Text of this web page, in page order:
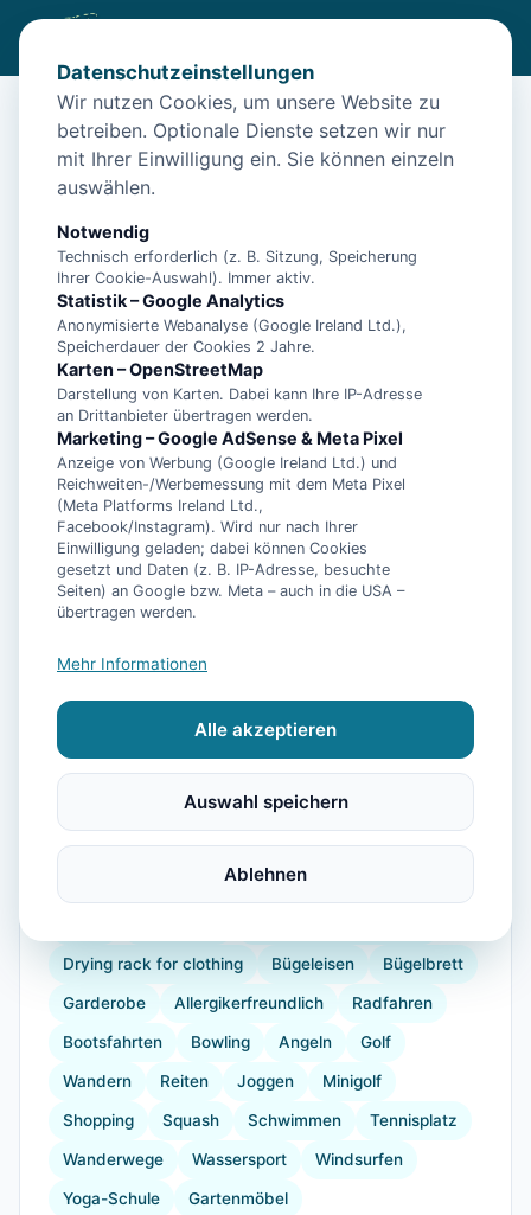
/Unterkünfte /Norden/Riff I Norden – Allergikerfreundlich
Riff I Norden – Allergikerfreundlich
Ausstattung
Terrasse Garten
Espressomaschine Gefrierfach
Küchenutensilien Backofen Toaster
verdunkelnde Vorhänge Staubsauger
Drying rack for clothing Bügeleisen Bügelbrett
Garderobe Allergikerfreundlich Radfahren
Bootsfahrten Bowling Angeln Golf
Wandern Reiten Joggen Minigolf
Shopping Squash Schwimmen Tennisplatz
Wanderwege Wassersport Windsurfen
Yoga-Schule Gartenmöbel
Datenschutzeinstellungen
Wir nutzen Cookies, um unsere Website zu
betreiben. Optionale Dienste setzen wir nur
mit Ihrer Einwilligung ein. Sie können einzeln
auswählen.
Notwendig
Technisch erforderlich (z. B. Sitzung, Speicherung
Ihrer Cookie-Auswahl). Immer aktiv.
Statistik – Google Analytics
Anonymisierte Webanalyse (Google Ireland Ltd.),
Speicherdauer der Cookies 2 Jahre.
Karten – OpenStreetMap
Darstellung von Karten. Dabei kann Ihre IP-Adresse
an Drittanbieter übertragen werden.
Marketing – Google AdSense & Meta Pixel
Anzeige von Werbung (Google Ireland Ltd.) und
Reichweiten-/Werbemessung mit dem Meta Pixel
(Meta Platforms Ireland Ltd.,
Facebook/Instagram). Wird nur nach Ihrer
Einwilligung geladen; dabei können Cookies
gesetzt und Daten (z. B. IP-Adresse, besuchte
Seiten) an Google bzw. Meta – auch in die USA –
übertragen werden.
Mehr Informationen
Alle akzeptieren
Auswahl speichern
Ablehnen